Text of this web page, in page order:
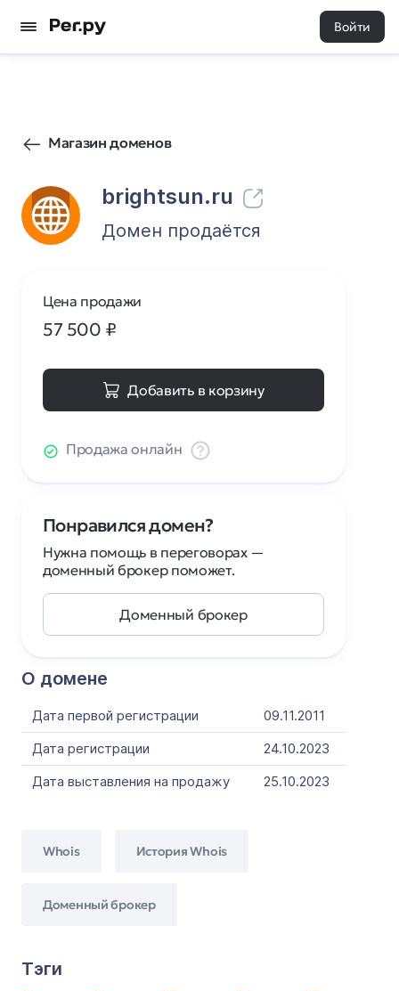
Войти
Магазин доменов
brightsun.ru
104 0
Домен продаётся
О домене
Дата первой регистрации
09.11.2011
Дата регистрации
24.10.2023
Дата выставления на продажу
25.10.2023
Whois История Whois
Доменный брокер
Тэги
Цена продажи
57 500 ₽
Добавить в корзину
Продажа онлайн
Понравился домен?
Нужна помощь в переговорах —
доменный брокер поможет.
Доменный брокер